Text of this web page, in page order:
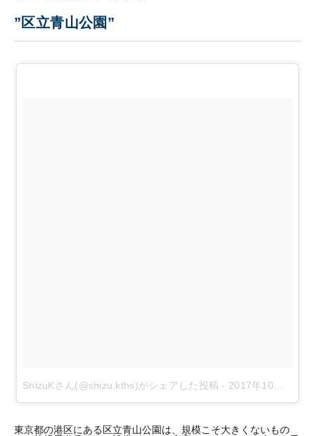
”区立青山公園”
ShizuKさん(@shizu.kths)がシェアした投稿 - 2017年10月月16日午前9時52分PDT
東京都の港区にある区立青山公園は、規模こそ大きくないもの